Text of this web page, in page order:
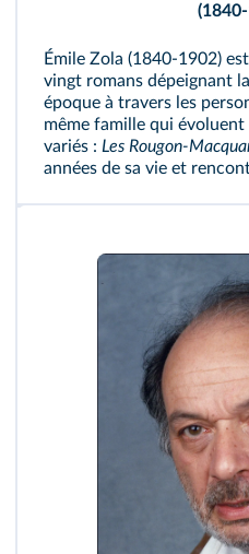
Émile Zola (1840-1902)
vingt romans dépeignant
époque à travers les
même famille qui
variés : Les Rougon-
années de sa vie et